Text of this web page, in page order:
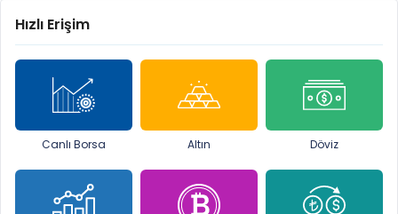
Hızlı Erişim
Canlı Borsa Altın Döviz